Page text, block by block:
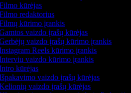
kūrėjas
redaktorius
kūrimo įrankis
vaizdo įrašų kūrėjas
vaizdo įrašų kūrimo įrankis
Reels kūrimo įrankis
vaizdo kūrimo įrankis
kūrėjas
vaizdo įrašų kūrėjas
vaizdo įrašų kūrėjas